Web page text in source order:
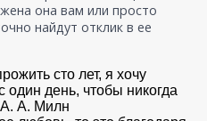
она вам или просто
найдут отклик в ее
сто лет, я хочу
один день, чтобы никогда
А. Милн